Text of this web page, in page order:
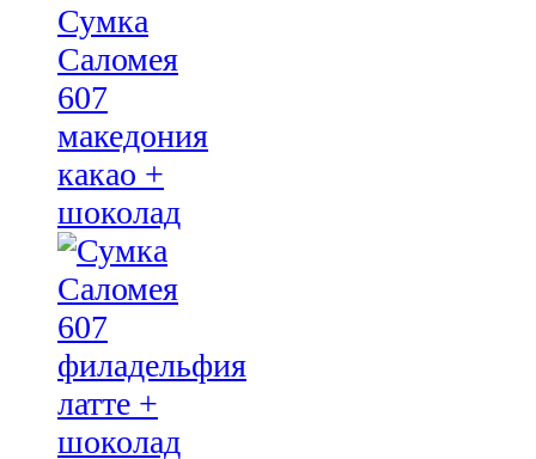
Сумка
Саломея
607
македония
какао +
шоколад